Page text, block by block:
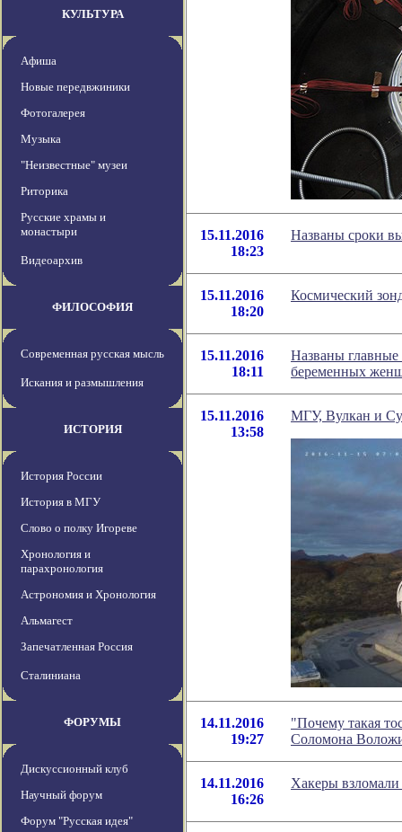
КУЛЬТУРА
Афиша
Новые передвжиники
Фотогалерея
Музыка
"Неизвестные" музеи
Риторика
Русские храмы и
монастыри
Видеоархив
ФИЛОСОФИЯ
Современная русская мысль
Искания и размышления
ИСТОРИЯ
История России
История в МГУ
Слово о полку Игореве
Хронология и
парахронология
Астрономия и Хронология
Альмагест
Запечатленная Россия
Сталиниана
ФОРУМЫ
Дискуссионный клуб
Научный форум
Форум "Русская идея"
15.11.2016
18:23
Названы сроки
15.11.2016
18:20
Космический
15.11.2016
18:11
Названы главные
беременных
15.11.2016
13:58
МГУ, Вулкан и
14.11.2016
19:27
"Почему такая
Соломона
14.11.2016
16:26
Хакеры